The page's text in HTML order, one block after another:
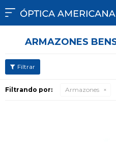

ARMAZONES
Filtrando por: Armazones